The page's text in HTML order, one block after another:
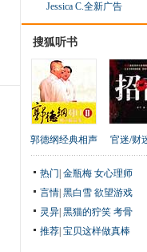
Jessica C.全新广告
搜狐听书
郭德纲经典相声 官迷/财
热门 金瓶梅 女心理师
言情 黑白雪 欲望游戏
灵异 黑猫的狞笑 考骨
推荐 宝贝这样做真棒